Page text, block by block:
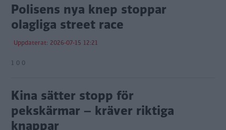
Polisens nya knep stoppar
olagliga street race
Uppdaterat: 2026-07-15 12:21
1 0 0
Kina sätter stopp för
pekskärmar – kräver riktiga
knappar